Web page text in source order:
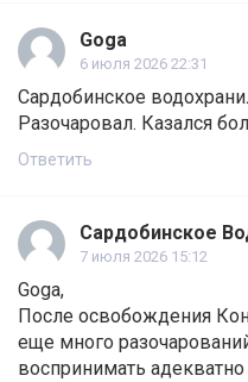
Goga
6 июля 2026 22:31
Сардобинское
Разочаровал. Казался
Ответить
Сардобинское
7 июля 2026 15:12
Goga,
После освобождения
еще много
воспринимать адекватно